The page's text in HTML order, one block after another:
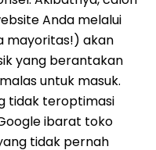
Anda melalui
mayoritas!) akan
yang berantakan
untuk masuk.
tidak teroptimasi
ibarat toko
tidak pernah